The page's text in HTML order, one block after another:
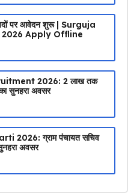
पदों पर आवेदन शुरू | Surguja
Apply Offline
2026: ₹2 लाख तक
सुनहरा अवसर
2026: ग्राम पंचायत सचिव
अवसर